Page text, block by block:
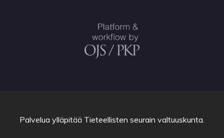
Palvelua ylläpitää Tieteellisten seurain valtuuskunta.